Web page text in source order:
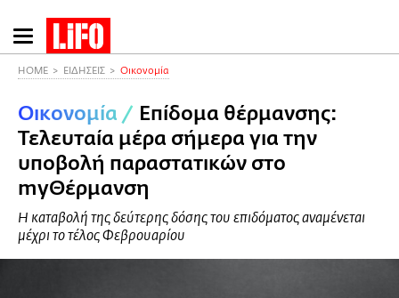
Παράκαμψη
προς
περιεχόμενο
HOME ΕΙΔΗΣΕΙΣ Οικονομία
Οικονομία / Επίδομα θέρμανσης:
Τελευταία μέρα σήμερα για την
υποβολή παραστατικών στο
myΘέρμανση
Η καταβολή της δεύτερης δόσης του επιδόματος αναμένεται
μέχρι το τέλος Φεβρουαρίου